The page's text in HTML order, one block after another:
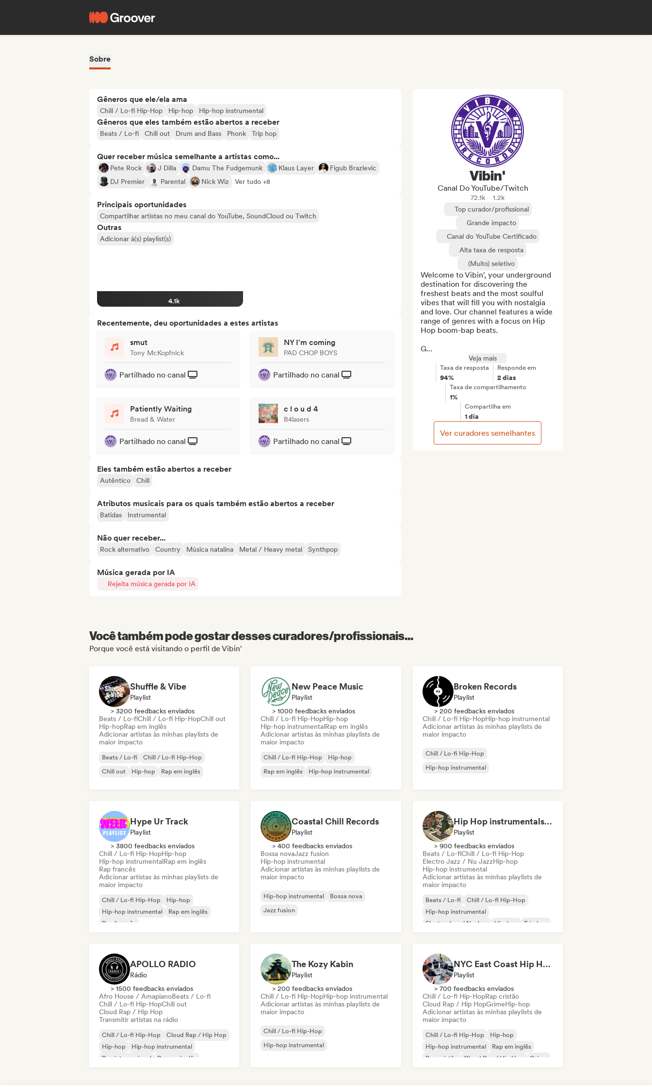
Sobre
Gêneros que ele/ela ama
Chill / Lo-fi Hip-Hop Hip-hop Hip-hop instrumental
Gêneros que eles também estão abertos a receber
Beats / Lo-fi Chill out Drum and Bass Phonk Trip hop
Quer receber música semelhante a artistas como...
Pete Rock J Dilla Damu The Fudgemunk Klaus Layer
Figub Brazlevic
DJ Premier
Parental Nick Wiz Ver tudo +8
Principais oportunidades
Compartilhar artistas no meu canal do YouTube, SoundCloud ou Twitch
Outras
Adicionar à(s) playlist(s)
4.1k
Recentemente, deu oportunidades a estes artistas
smut
Tony McKopfnick
Partilhado no canal
NY I'm coming
PAD CHOP BOYS
Partilhado no canal
Patiently Waiting
Bread & Water
Partilhado no canal
c l o u d 4
B4lasers
Partilhado no canal
Eles também estão abertos a receber
Autêntico Chill
Atributos musicais para os quais também estão abertos a receber
Batidas Instrumental
Não quer receber...
Rock alternativo Country Música natalina Metal / Heavy metal Synthpop
Música gerada por IA
Rejeita música gerada por IA
Vibin'
Canal Do YouTube/Twitch
72.1k
1.2k
Top curador/profissional
Grande impacto
Canal do YouTube Certificado
Alta taxa de resposta
(Muito) seletivo
Welcome to Vibin', your underground
destination for discovering the
freshest beats and the most soulful
vibes that will fill you with nostalgia
and love. Our channel features a wide
range of genres with a focus on Hip
Hop boom-bap beats.
G...
Veja mais
Taxa de resposta
94%
Responde em
2 dias
Taxa de compartilhamento
1%
Compartilha em
1 dia
Ver curadores semelhantes
Você também pode gostar desses curadores/profissionais...
Porque você está visitando o perfil de Vibin'
Shuffle & Vibe
Playlist
> 3200 feedbacks enviados
Beats / Lo-fiChill / Lo-fi Hip-HopChill out
Hip-hopRap em inglês
Adicionar artistas às minhas playlists de
maior impacto
Beats / Lo-fi
Chill / Lo-fi Hip-Hop
Chill out
Hip-hop Rap em inglês
New Peace Music
Playlist
> 1000 feedbacks enviados
Chill / Lo-fi Hip-HopHip-hop
Hip-hop instrumentalRap em inglês
Adicionar artistas às minhas playlists de
maior impacto
Chill / Lo-fi Hip-Hop
Hip-hop
Rap em inglês
Hip-hop instrumental
Broken Records
Playlist
> 200 feedbacks enviados
Chill / Lo-fi Hip-HopHip-hop instrumental
Adicionar artistas às minhas playlists de
maior impacto
Chill / Lo-fi Hip-Hop
Hip-hop instrumental
Hype Ur Track
Playlist
> 3800 feedbacks enviados
Chill / Lo-fi Hip-HopHip-hop
Hip-hop instrumentalRap em inglês
Rap francês
Adicionar artistas às minhas playlists de
maior impacto
Chill / Lo-fi Hip-Hop
Hip-hop
Hip-hop instrumental
Rap em inglês
Rap francês
Coastal Chill Records
Playlist
> 400 feedbacks enviados
Bossa novaJazz fusion
Hip-hop instrumental
Adicionar artistas às minhas playlists de
maior impacto
Hip-hop instrumental
Bossa nova
Jazz fusion
Hip Hop instrumentals - Underground boombap & Lo Fi Hip Hop (by Snaap)
Playlist
> 900 feedbacks enviados
Beats / Lo-fiChill / Lo-fi Hip-Hop
Electro Jazz / Nu JazzHip-hop
Hip-hop instrumental
Adicionar artistas às minhas playlists de
maior impacto
Beats / Lo-fi
Chill / Lo-fi Hip-Hop
Hip-hop instrumental
Electro Jazz / Nu Jazz
Hip-hop Trip hop
APOLLO RADIO
Rádio
> 1500 feedbacks enviados
Afro House / AmapianoBeats / Lo-fi
Chill / Lo-fi Hip-HopChill out
Cloud Rap / Hip Hop
Transmitir artistas na rádio
Chill / Lo-fi Hip-Hop
Cloud Rap / Hip Hop
Hip-hop
Hip-hop instrumental
Rap internacional
Rap em inglês
The Kozy Kabin
Playlist
> 200 feedbacks enviados
Chill / Lo-fi Hip-HopHip-hop instrumental
Adicionar artistas às minhas playlists de
maior impacto
Chill / Lo-fi Hip-Hop
Hip-hop instrumental
NYC East Coast Hip Hop to play Chess to - Best BoomBap / Conscious Rap 2026 (Independent Rap Only)
Playlist
> 700 feedbacks enviados
Chill / Lo-fi Hip-HopRap cristão
Cloud Rap / Hip HopGrimeHip-hop
Adicionar artistas às minhas playlists de
maior impacto
Chill / Lo-fi Hip-Hop
Hip-hop
Hip-hop instrumental
Rap em inglês
Rap cristão
Cloud Rap / Hip Hop
Grime